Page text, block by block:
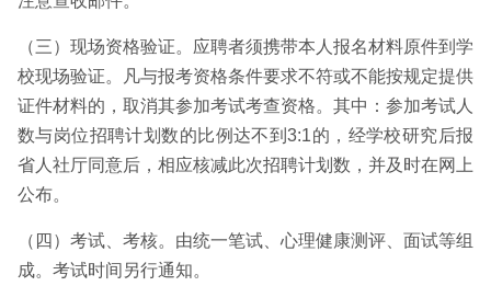
（三）现场资格验证。应聘者须携带本人报名材料原件到学
校现场验证。凡与报考资格条件要求不符或不能按规定提供
证件材料的，取消其参加考试考查资格。其中：参加考试人
数与岗位招聘计划数的比例达不到3:1的，经学校研究后报
省人社厅同意后，相应核减此次招聘计划数，并及时在网上
公布。
（四）考试、考核。由统一笔试、心理健康测评、面试等组
成。考试时间另行通知。